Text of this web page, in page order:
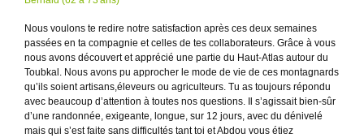
Nous voulons te redire notre satisfaction après ces deux semaines
passées en ta compagnie et celles de tes collaborateurs. Grâce à vous
nous avons découvert et apprécié une partie du Haut-Atlas autour du
Toubkal. Nous avons pu approcher le mode de vie de ces montagnards
qu’ils soient artisans,éleveurs ou agriculteurs. Tu as toujours répondu
avec beaucoup d’attention à toutes nos questions. Il s’agissait bien-sûr
d’une randonnée, exigeante, longue, sur 12 jours, avec du dénivelé
mais qui s’est faite sans difficultés tant toi et Abdou vous étiez